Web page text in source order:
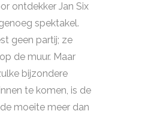
ontdekker Jan Six
spektakel.
geen partij; ze
de muur. Maar
bijzondere
te komen, is de
moeite meer dan